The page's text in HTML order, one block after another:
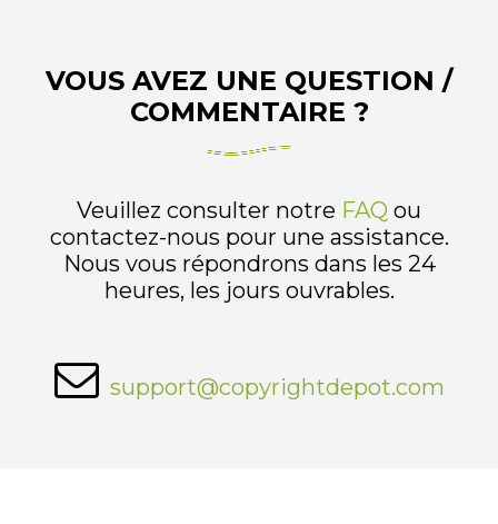
VOUS AVEZ UNE QUESTION /
COMMENTAIRE ?
Veuillez consulter notre FAQ ou
contactez-nous pour une assistance.
Nous vous répondrons dans les 24
heures, les jours ouvrables.
support@copyrightdepot.com